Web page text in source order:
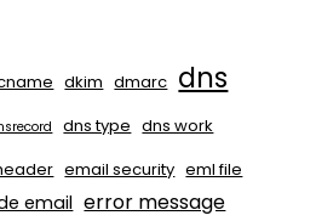
dkim dmarc dns
dns type dns work
email security eml file
email error message